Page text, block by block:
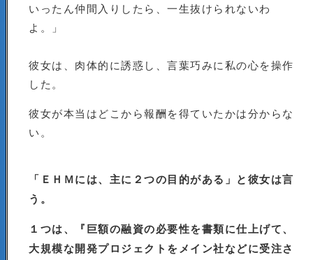
いったん仲間入りしたら、一生抜けられないわ
よ。」
彼女は、肉体的に誘惑し、言葉巧みに私の心を操作
した。
彼女が本当はどこから報酬を得ていたかは分からな
い。
「ＥＨＭには、主に２つの目的がある」と彼女は言
う。
１つは、『巨額の融資の必要性を書類に仕上げて、
大規模な開発プロジェクトをメイン社などに受注さ